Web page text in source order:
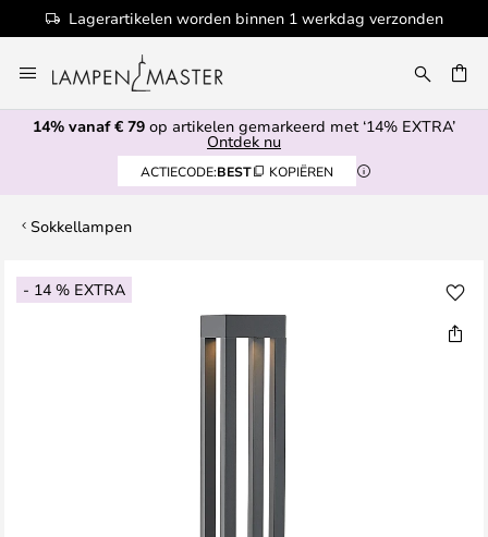
Lagerartikelen worden binnen 1 werkdag verzonden
naar
de
inhoud
14% vanaf € 79 op artikelen gemarkeerd met ‘14% EXTRA’
Ontdek nu
ACTIECODE:BEST KOPIËREN
Sokkellampen
- 14 % EXTRA
Ga
naar